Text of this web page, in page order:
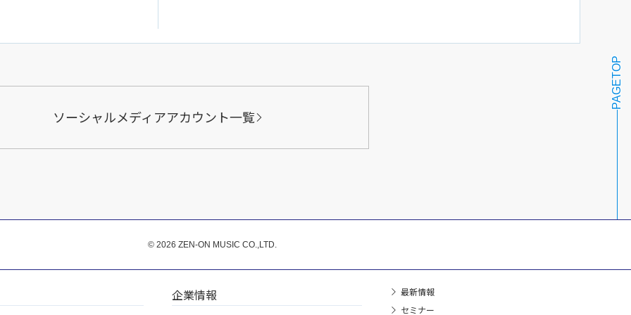
ソーシャルメディアアカウント一覧
PAGETOP
© 2026 ZEN-ON MUSIC CO.,LTD.
企業情報
最新情報
セミナー